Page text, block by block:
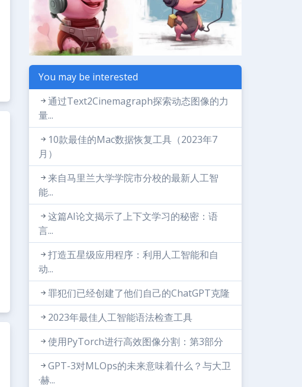
You may be interested
通过Text2Cinemagraph探索动态图像的力
量...
10款最佳的Mac数据恢复工具（2023年7
月）
来自马里兰大学学院市分校的最新人工智
能...
这篇AI论文揭示了上下文学习的秘密：语
言...
打造五星级应用程序：利用人工智能和自
动...
罪犯们已经创建了他们自己的ChatGPT克隆
2023年最佳人工智能语法检查工具
使用PyTorch进行高效图像分割：第3部分
GPT-3对MLOps的未来意味着什么？与大卫
·赫...